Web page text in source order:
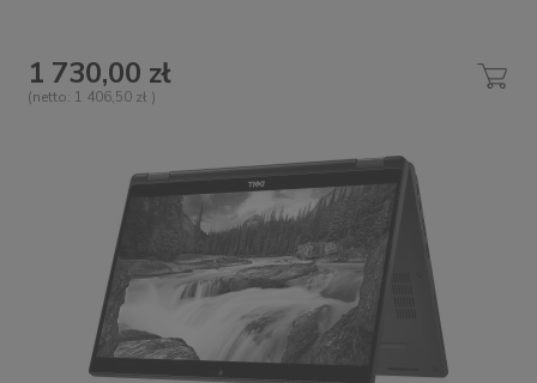
1 730,00 zł
(netto: 1 406,50 zł )